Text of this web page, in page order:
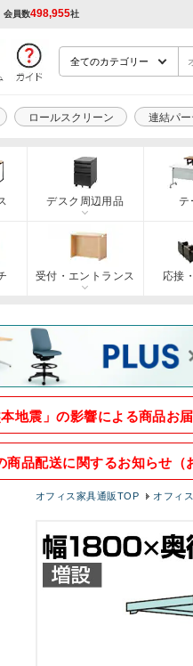
会員数498,955社
ロールスクリーン 連結パ
デスク周辺用品 テ
受付・エントランス 応接
地震」の影響による商品お
商品配送に関するお知らせ（
オフィス家具通販TOP オフィ